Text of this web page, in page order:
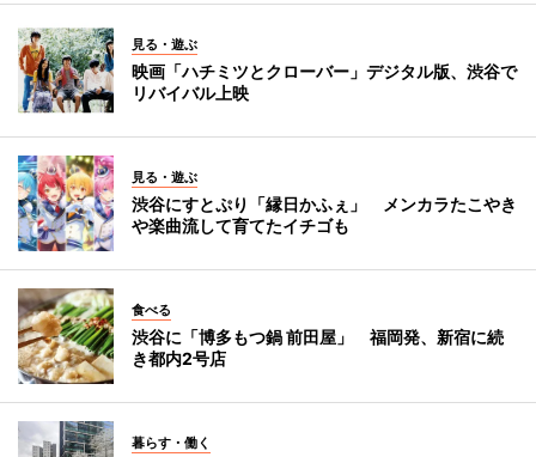
見る・遊ぶ
映画「ハチミツとクローバー」デジタル版、渋谷で
リバイバル上映
見る・遊ぶ
渋谷にすとぷり「縁日かふぇ」 メンカラたこやき
や楽曲流して育てたイチゴも
食べる
渋谷に「博多もつ鍋 前田屋」 福岡発、新宿に続
き都内2号店
暮らす・働く